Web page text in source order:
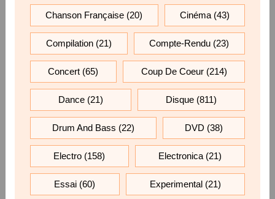
Chanson Française (20) Cinéma(43)
Compilation(21) Compte-Rendu (23)
Concert (65) Coup De Coeur(214)
Dance(21) Disque (811)
Drum And Bass (22) DVD (38)
Electro (158) Electronica(21)
Essai (60) Experimental(21)